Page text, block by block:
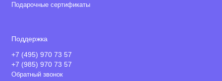
Подарочные сертификаты
Поддержка
+7 (495) 970 73 57
+7 (985) 970 73 57
Обратный звонок